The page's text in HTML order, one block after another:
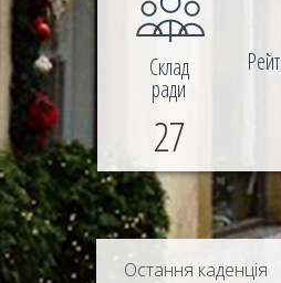
Склад
ради
27